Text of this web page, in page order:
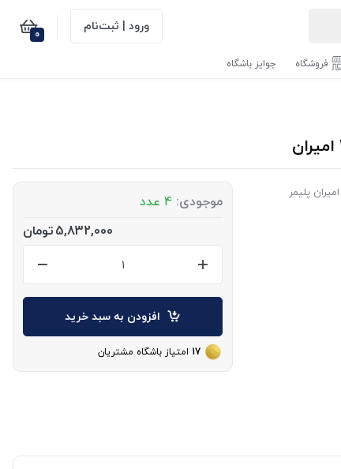
ورود | ثبت‌نام 0
فروشگاه جوایز باشگاه
امیران پلیمر موجودی: 4 عدد
5,832,000تومان
افزودن به سبد خرید
17 امتیاز باشگاه مشتریان